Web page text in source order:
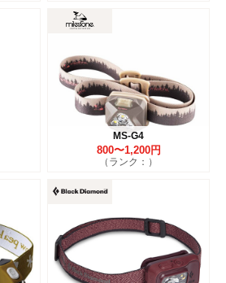
MS-G4
800〜1,200円
（ランク：）